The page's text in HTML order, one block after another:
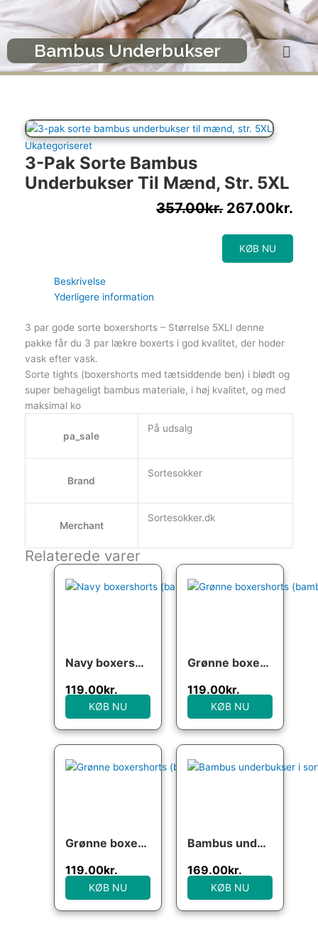
til
indholdet
Bambus Underbukser
Bambus Underbukser Menu
Ukategoriseret
3-Pak Sorte Bambus
Underbukser Til Mænd, Str. 5XL
357.00kr.
var:
357.00kr..
267.00kr.
KØB NU
Beskrivelse
Yderligere information
3 par gode sorte boxershorts – Størrelse 5XLI denne
pakke får du 3 par lækre boxerts i god kvalitet, der hoder
vask efter vask.
Sorte tights (boxershorts med tætsiddende ben) i blødt og
super behageligt bambus materiale, i høj kvalitet, og med
maksimal ko
pa_sale
På udsalg
Brand
Sortesokker
Merchant
Sortesokker.dk
Relaterede varer
Navy boxershorts (bambus), str. 3XL
119.00kr.
KØB NU
Grønne boxershorts (bambus), str. XL
119.00kr.
KØB NU
Grønne boxershorts (bambus), str. medium
119.00kr.
KØB NU
Bambus underbukser i sort med ekstra benlængde til mænd
169.00kr.
KØB NU